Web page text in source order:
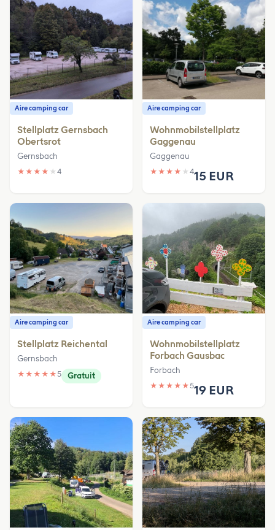
Aire camping car
Stellplatz Gernsbach
Obertsrot
Gernsbach
★ ★ ★ ★ ★ 4
Aire camping car
Wohnmobilstellplatz
Gaggenau
Gaggenau
★ ★ ★ ★ ★ 415 EUR
Aire camping car
Stellplatz Reichental
Gernsbach
★ ★ ★ ★ ★5 Gratuit
Aire camping car
Wohnmobilstellplatz
Forbach Gausbac
Forbach
★ ★ ★ ★ ★519 EUR